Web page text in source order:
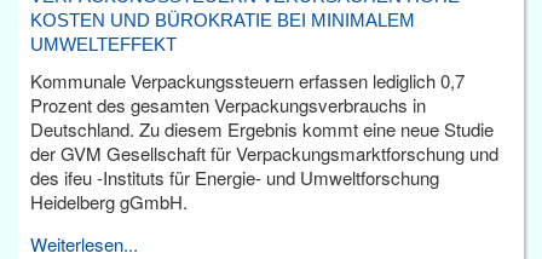
KOSTEN UND BÜROKRATIE BEI MINIMALEM
UMWELTEFFEKT
Kommunale Verpackungssteuern erfassen lediglich 0,7
Prozent des gesamten Verpackungsverbrauchs in
Deutschland. Zu diesem Ergebnis kommt eine neue Studie
der GVM Gesellschaft für Verpackungsmarktforschung und
des ifeu -Instituts für Energie- und Umweltforschung
Heidelberg gGmbH.
Weiterlesen...